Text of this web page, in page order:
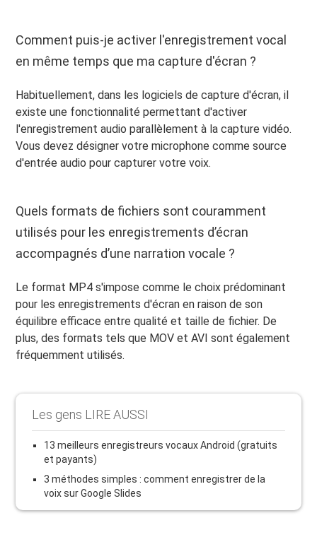
Comment puis-je activer l'enregistrement vocal
en même temps que ma capture d'écran ?
Habituellement, dans les logiciels de capture d'écran, il
existe une fonctionnalité permettant d'activer
l'enregistrement audio parallèlement à la capture vidéo.
Vous devez désigner votre microphone comme source
d'entrée audio pour capturer votre voix.
Quels formats de fichiers sont couramment
utilisés pour les enregistrements d’écran
accompagnés d’une narration vocale ?
Le format MP4 s'impose comme le choix prédominant
pour les enregistrements d'écran en raison de son
équilibre efficace entre qualité et taille de fichier. De
plus, des formats tels que MOV et AVI sont également
fréquemment utilisés.
Les gens LIRE AUSSI
13 meilleurs enregistreurs vocaux Android (gratuits
et payants)
3 méthodes simples : comment enregistrer de la
voix sur Google Slides